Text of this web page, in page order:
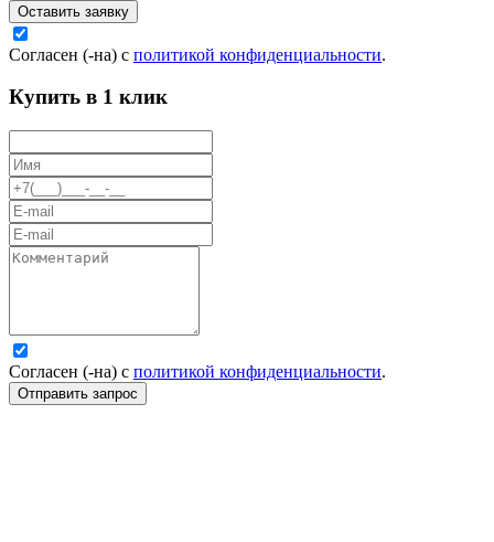
Оставить заявку
Согласен (-на) с политикой конфиденциальности.
Купить в 1 клик
Согласен (-на) с политикой конфиденциальности.
Отправить запрос